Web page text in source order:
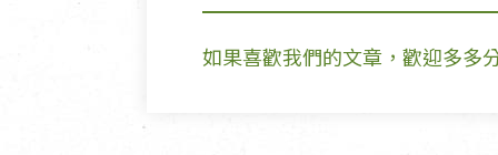
如果喜歡我們的文章，歡迎多多